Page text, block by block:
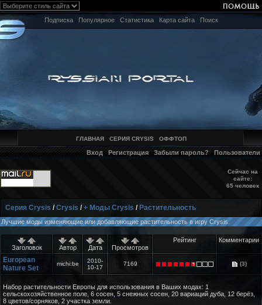
Подписка Популярное Статистика Карта сайта Поиск
ГЛАВНАЯ СЕРИЯ CRYSIS ОФФТОП
Вход Регистрация Забыли пароль? Пользователи
Сейчас на
сайте:
65 человек
Серия Crysis /Crysis /+ Моды Crysis / Растительность
Лучшие моды изменяющие или добавляющие растительность в игру Crysis.
Заголовок Автор Дата Просмотров
Рейтинг Комментарии
European
Nature Set
michi:be
2010-
10-17
7169 (3)
Набор растительности Европы для использования в Ваших модах: 1
сельскохозяйственное поле, 6 сосен, 5 снежных сосен, 20 вариаций дуба, 12 берёз,
8 цветов/сорняков, 2 участка земли.